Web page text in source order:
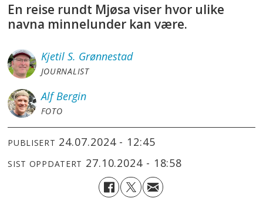
En reise rundt Mjøsa viser hvor ulike
navna minnelunder kan være.
Kjetil S. Grønnestad
JOURNALIST
Alf Bergin
FOTO
PUBLISERT 24.07.2024 - 12:45
SIST OPPDATERT 27.10.2024 - 18:58